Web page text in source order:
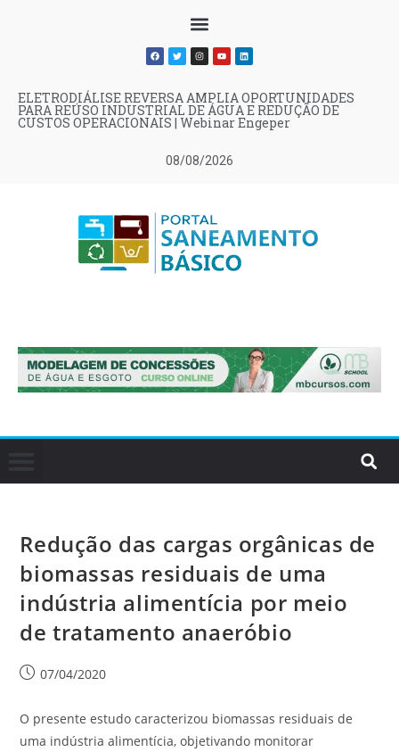
08/08/2026
ELETRODIÁLISE REVERSA AMPLIA OPORTUNIDADES
PARA REÚSO INDUSTRIAL DE ÁGUA E REDUÇÃO DE
CUSTOS OPERACIONAIS | Webinar Engeper
Redução das cargas orgânicas de
biomassas residuais de uma
indústria alimentícia por meio
de tratamento anaeróbio
07/04/2020
O presente estudo caracterizou biomassas residuais de
uma indústria alimentícia, objetivando monitorar